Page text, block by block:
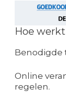
Hoe
Benodigde
Online
regelen.